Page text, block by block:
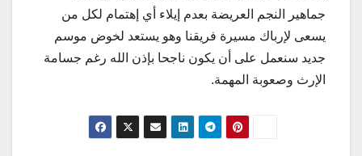
جماهير النجم العريضة بعدم إيلاء أي إهتمام لكل من
يسعى لإرباك مسيرة فريقنا وهو يستعد لخوض موسم
جديد سنعمل على أن يكون ناجحا بإذن الله رغم جسامة
الإرث وصعوبة المهمة.